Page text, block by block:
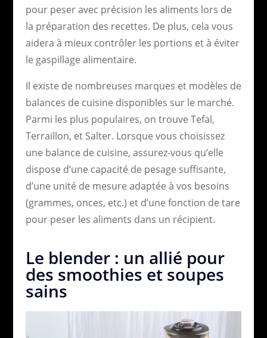
pour peser avec précision les aliments lors de
la préparation des recettes. De plus, cela vous
aidera à mieux contrôler les portions et à éviter
le gaspillage alimentaire.
Il existe de nombreuses marques et modèles de
balances de cuisine disponibles sur le marché.
Parmi les plus populaires, on trouve Tefal,
Terraillon, et Salter. Lorsque vous choisissez
une balance de cuisine, assurez-vous qu’elle
dispose d’une capacité de pesage suffisante,
d’une unité de mesure adaptée à vos besoins
(grammes, onces, etc.) et d’une fonction de tare
pour peser les aliments dans un récipient.
Le blender : un allié pour
des smoothies et soupes
sains